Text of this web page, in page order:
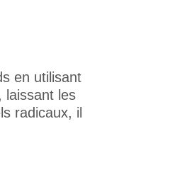
en utilisant
laissant les
radicaux, il